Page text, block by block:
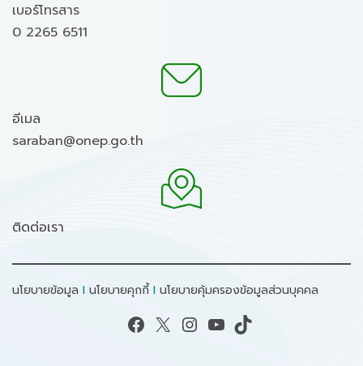
เบอร์โทรสาร
0 2265 6511
อีเมล
saraban@onep.go.th
ติดต่อเรา
นโยบายข้อมูล I นโยบายคุกกี้ I นโยบายคุ้มครองข้อมูลส่วนบุคคล
Facebook X Instagram YouTube TikTok